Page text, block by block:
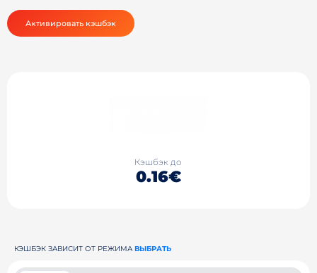
Активировать кэшбэк
Кэшбэк до
0.16€
КЭШБЭК ЗАВИСИТ ОТ РЕЖИМА ВЫБРАТЬ